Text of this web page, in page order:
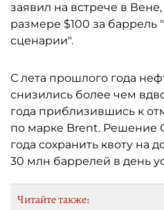
заявил на встрече в
размере $100 за баррель
сценарии".
С лета прошлого года
снизились более чем
года приблизившись к
по марке Brent. Решение
года сохранить квоту на
30 млн баррелей в день
Читайте также: